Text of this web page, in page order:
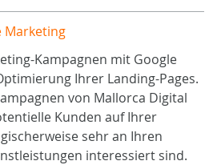
Marketing
Kampagnen mit Google
Ihrer Landing-Pages.
von Mallorca Digital
Kunden auf Ihrer
sehr an Ihren
interessiert sind.